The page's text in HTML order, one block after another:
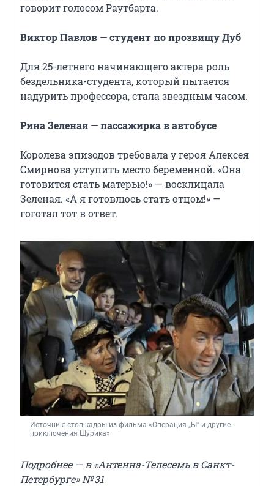
говорит голосом Раутбарта.
Виктор Павлов — студент по прозвищу Дуб
Для 25-летнего начинающего актера роль
бездельника-студента, который пытается
надурить профессора, стала звездным часом.
Рина Зеленая — пассажирка в автобусе
Королева эпизодов требовала у героя Алексея
Смирнова уступить место беременной. «Она
готовится стать матерью!» — восклицала
Зеленая. «А я готовлюсь стать отцом!» —
гоготал тот в ответ.
Источник: стоп-кадры из фильма «Операция „Ы“ и другие
приключения Шурика»
Подробнее — в «Антенна-Телесемь в Санкт-
Петербурге» № 31